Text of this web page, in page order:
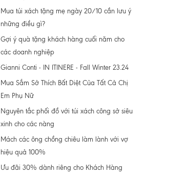
Mua túi xách tặng mẹ ngày 20/10 cần lưu ý
những điều gì?
Gợi ý quà tặng khách hàng cuối năm cho
các doanh nghiệp
Gianni Conti - IN ITINERE - Fall Winter 23.24
Mua Sắm Sở Thích Bất Diệt Của Tất Cả Chị
Em Phụ Nữ
Nguyên tắc phối đồ với túi xách công sở siêu
xinh cho các nàng
Mách các ông chồng chiêu làm lành với vợ
hiệu quả 100%
Ưu đãi 30% dành riêng cho Khách Hàng